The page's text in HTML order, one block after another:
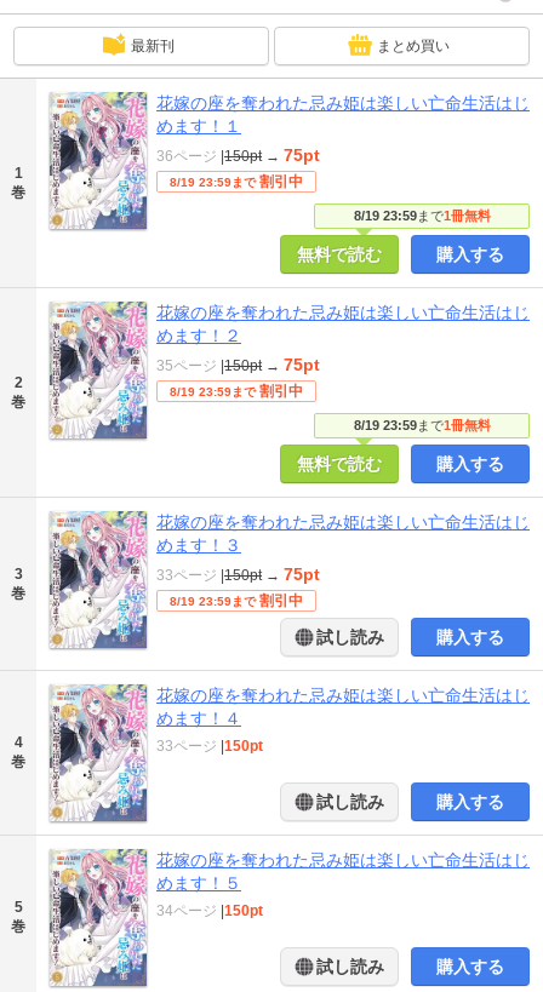
最新刊 まとめ買い
1
巻
花嫁の座を奪われた忌み姫は楽しい亡命生活はじ
めます！１
8/19 23:59まで1冊無料
36ページ 150pt → 75pt
8/19 23:59まで 割引中
無料で読む 購入する
2
巻
花嫁の座を奪われた忌み姫は楽しい亡命生活はじ
めます！２
8/19 23:59まで1冊無料
35ページ 150pt → 75pt
8/19 23:59まで 割引中
無料で読む 購入する
3
巻
花嫁の座を奪われた忌み姫は楽しい亡命生活はじ
めます！３
33ページ 150pt → 75pt
8/19 23:59まで 割引中
試し読み 購入する
4
巻
花嫁の座を奪われた忌み姫は楽しい亡命生活はじ
めます！４
33ページ 150pt
試し読み 購入する
5
巻
花嫁の座を奪われた忌み姫は楽しい亡命生活はじ
めます！５
34ページ 150pt
試し読み 購入する